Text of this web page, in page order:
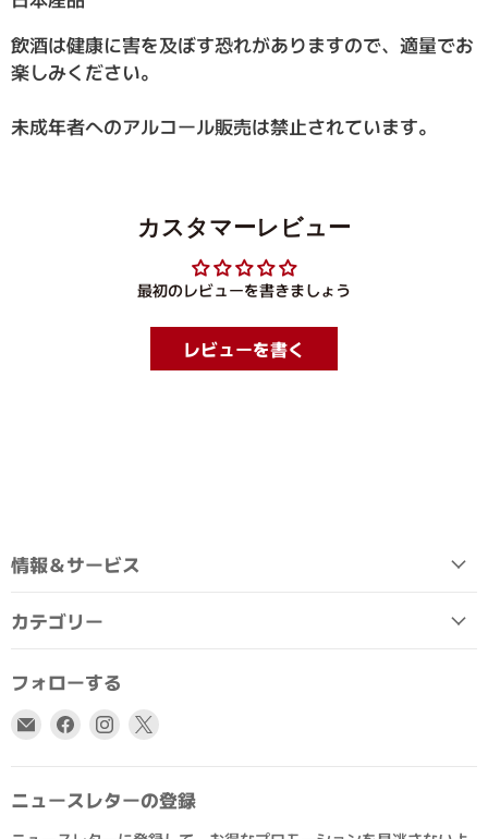
飲酒は健康に害を及ぼす恐れがありますので、適量でお
楽しみください。
未成年者へのアルコール販売は禁止されています。
カスタマーレビュー
最初のレビューを書きましょう
レビューを書く
情報＆サービス
カテゴリー
フォローする
ル
Facebook
つ
Instagram
つ
つ
け
ニュースレターの登録